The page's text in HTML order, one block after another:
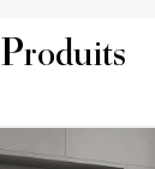
Produits